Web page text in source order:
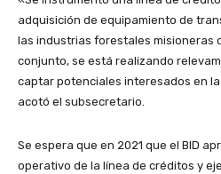
adquisición de equipamiento de
las industrias forestales misioneras
conjunto, se está realizando
captar potenciales interesados en
acotó el subsecretario.
Se espera que en 2021 que el BID
operativo de la línea de créditos y